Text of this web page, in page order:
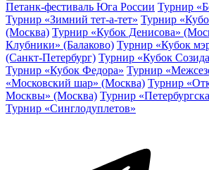
Петанк-фестиваль Юга России Турнир
Турнир «Зимний тет-а-тет» Турнир
(Москва) Турнир «Кубок Денисова»
Клубники» (Балаково) Турнир «Кубок
(Санкт-Петербург) Турнир «Кубок
Турнир «Кубок Федора» Турнир
«Московский шар» (Москва) Турнир
Москвы» (Москва) Турнир
Турнир «Синглодуплетов»